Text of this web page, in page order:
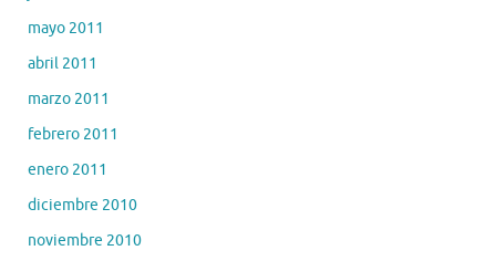
mayo 2011
abril 2011
marzo 2011
febrero 2011
enero 2011
diciembre 2010
noviembre 2010